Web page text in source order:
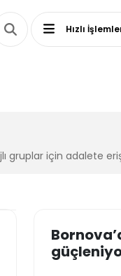
Hızlı
gruplar için adalete